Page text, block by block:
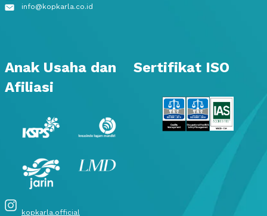
info@kopkarla.co.id
Anak Usaha dan
Afiliasi
Sertifikat ISO
kopkarla.official